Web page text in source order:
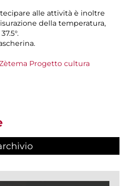
alle attività è inoltre
della temperatura,
Progetto cultura